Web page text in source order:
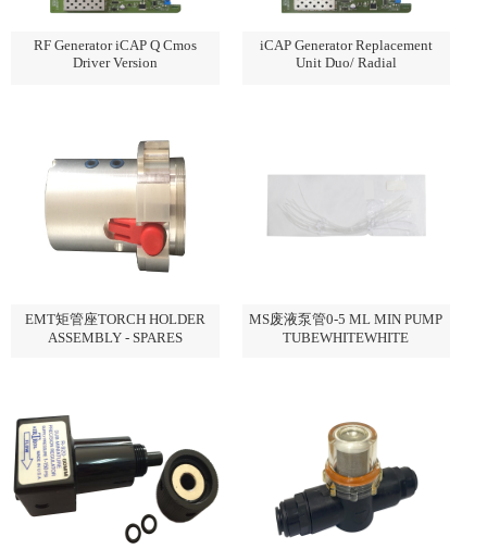
RF Generator iCAP Q Cmos
Driver Version
iCAP Generator Replacement
Unit Duo/ Radial
EMT矩管座TORCH HOLDER
ASSEMBLY - SPARES
MS废液泵管0-5 ML MIN PUMP
TUBEWHITEWHITE